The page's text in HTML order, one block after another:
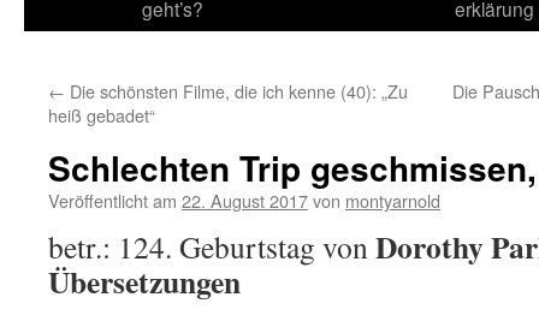
geht’s?
erklärung
← Die schönsten Filme, die ich kenne (40): „Zu
heiß gebadet“
Die
Schlechten Trip
Veröffentlicht am 22. August 2017von montyarnold
betr.: 124. Geburtstag vonDorothy
Übersetzungen